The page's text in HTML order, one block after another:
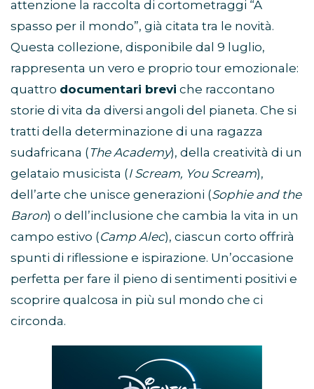
attenzione la raccolta di cortometraggi “A
spasso per il mondo”, già citata tra le novità.
Questa collezione, disponibile dal 9 luglio,
rappresenta un vero e proprio tour emozionale:
quattro documentari brevi che raccontano
storie di vita da diversi angoli del pianeta. Che si
tratti della determinazione di una ragazza
sudafricana ( The Academy), della creatività di un
gelataio musicista (I Scream, You Scream),
dell’arte che unisce generazioni (Sophie and the
Baron) o dell’inclusione che cambia la vita in un
campo estivo (Camp Alec), ciascun corto offrirà
spunti di riflessione e ispirazione. Un’occasione
perfetta per fare il pieno di sentimenti positivi e
scoprire qualcosa in più sul mondo che ci
circonda.